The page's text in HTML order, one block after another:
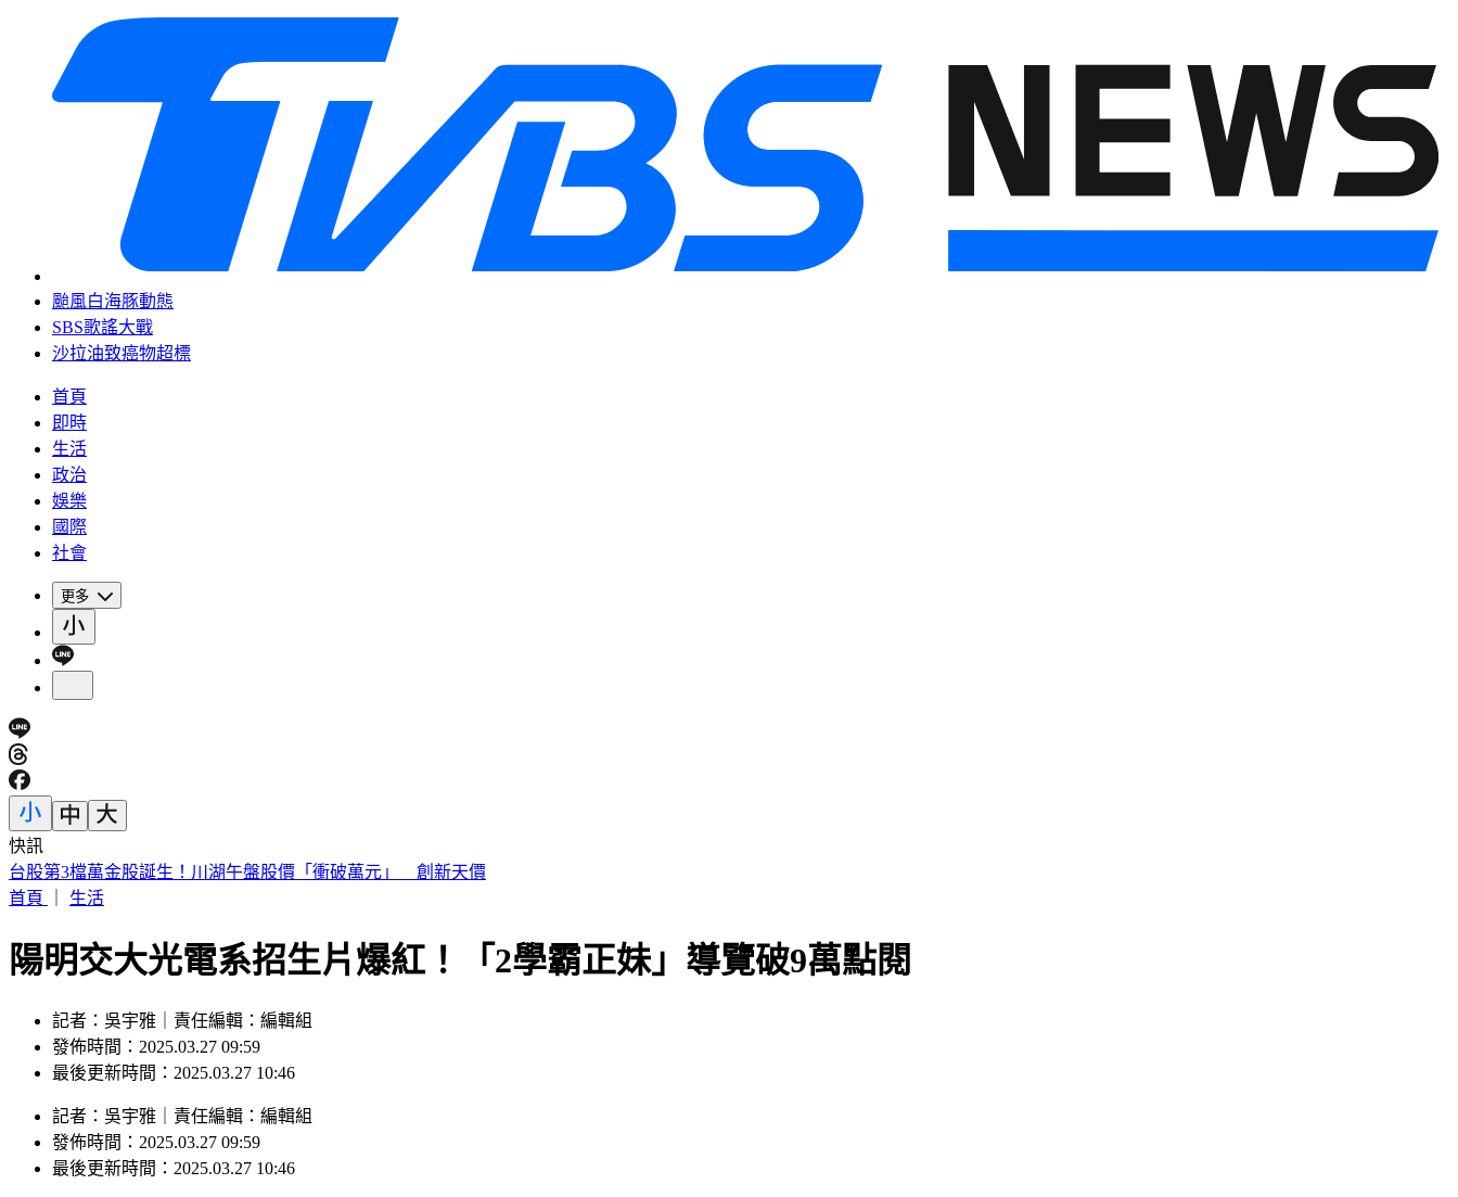
颱風白海豚動態
SBS歌謠大戰
沙拉油致癌物超標
首頁
即時
生活
政治
娛樂
國際
社會
更多
快訊
俄兵紛紛中美人計！「黑寡婦」誘騙結婚 詐領巨額撫卹金
首頁
生活
陽明交大光電系招生片爆紅！「2學霸正妹」導覽破9萬點閱
記者：吳宇雅｜責任編輯：編輯組
發佈時間：2025.03.27 09:59
最後更新時間：2025.03.27 10:46
記者 ： 吳宇雅 責任編輯 ： 編輯組
發佈時間： 2025.03.27 09:59
最後更新時間： 2025.03.27 10:46